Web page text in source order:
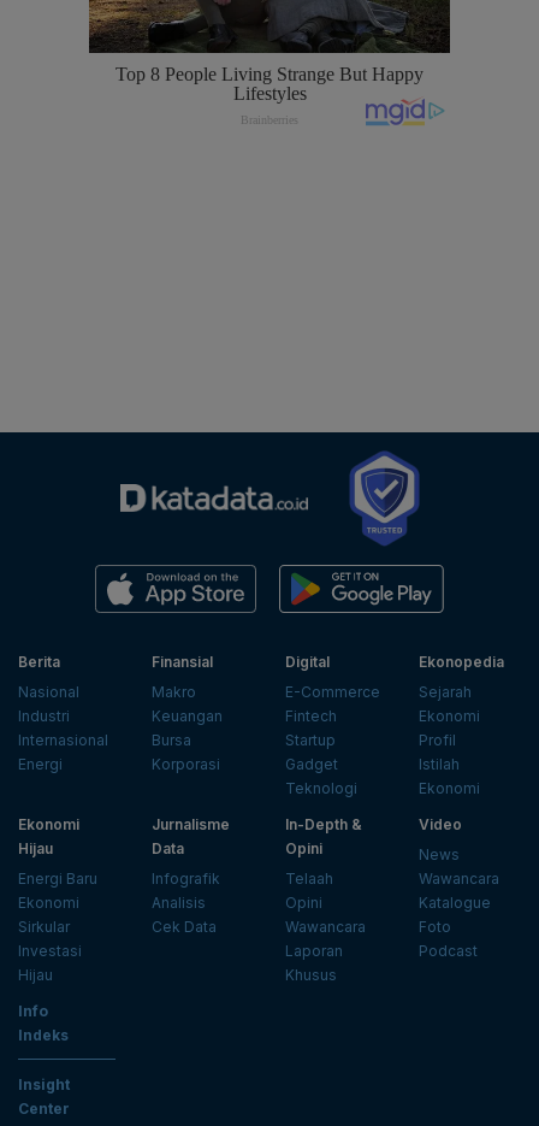
Berita
Nasional
Industri
Internasional
Energi
Finansial
Makro
Keuangan
Bursa
Korporasi
Digital
E-Commerce
Fintech
Startup
Gadget
Teknologi
Ekonopedia
Sejarah
Ekonomi
Profil
Istilah
Ekonomi
Ekonomi
Hijau
Energi Baru
Ekonomi
Sirkular
Investasi
Hijau
Jurnalisme
Data
Infografik
Analisis
Cek Data
In-Depth &
Opini
Telaah
Opini
Wawancara
Laporan
Khusus
Video
News
Wawancara
Katalogue
Foto
Podcast
Info
Indeks
Insight
Center